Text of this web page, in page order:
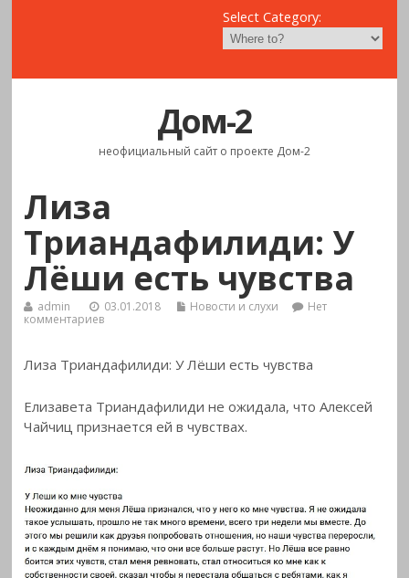
Select Category:
Дом-2
неофициальный сайт о проекте Дом-2
Лиза
Триандафилиди: У
Лёши есть чувства
admin 03.01.2018 Новости и слухи
Нет
комментариев
Лиза Триандафилиди: У Лёши есть чувства
Елизавета Триандафилиди не ожидала, что Алексей
Чайчиц признается ей вчувствах.